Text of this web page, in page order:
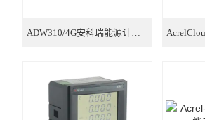
ADW310/4G安科瑞能源计量单相物联网4G电能表